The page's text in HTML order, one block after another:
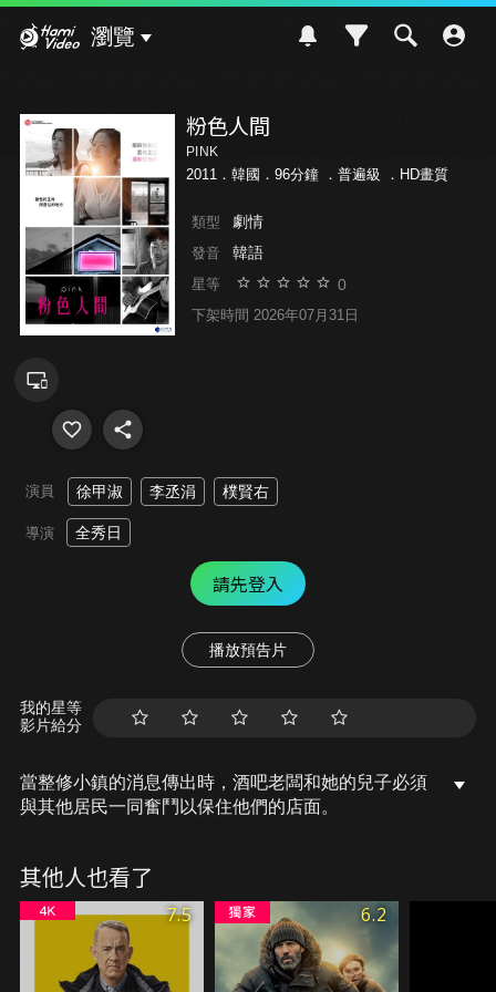
瀏覽
粉色人間
PINK
2011．韓國．96分鐘 ． 普遍級 ．HD畫質
類型 劇情
發音 韓語
星等 0
下架時間 2026年07月31日
演員 徐甲淑 李丞涓 樸賢右
導演 全秀日
請先登入
播放預告片
我的星等
影片給分
當整修小鎮的消息傳出時，酒吧老闆和她的兒子必須
與其他居民一同奮鬥以保住他們的店面。
其他人也看了
7.5 6.2